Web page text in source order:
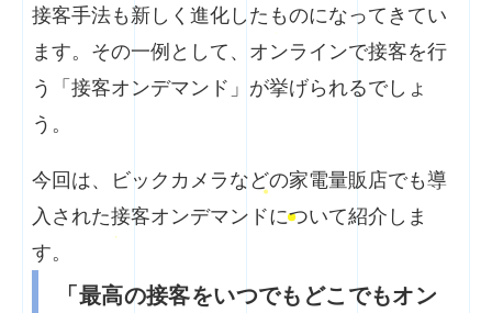
接客手法も新しく進化したものになってきてい
ます。その一例として、オンラインで接客を行
う「接客オンデマンド」が挙げられるでしょ
う。
今回は、ビックカメラなどの家電量販店でも導
入された接客オンデマンドについて紹介しま
す。
「最高の接客をいつでもどこでもオン